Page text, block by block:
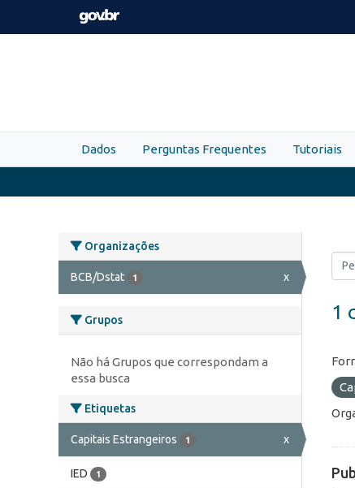
Skip to main content
Dados Perguntas Frequentes Tutoriais
Organizações
BCB/Dstat 1 x
Grupos
Não há Grupos que correspondam a
essa busca
Etiquetas
Capitais Estrangeiros 1 x
IED 1
1